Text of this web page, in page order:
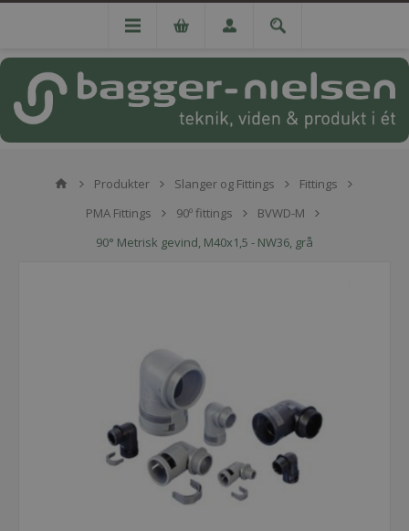
Produkter Slanger og Fittings
Fittings
PMA Fittings
90º fittings
BVWD-M
90° Metrisk gevind, M40x1,5 - NW36, grå